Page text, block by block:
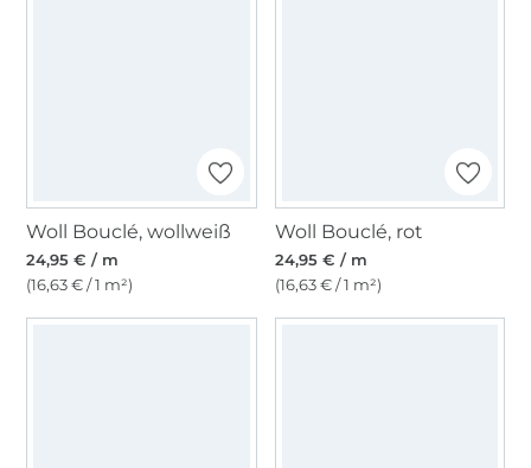
Woll Bouclé, wollweiß
24,95 € / m
(16,63 € / 1 m²)
Woll Bouclé, rot
24,95 € / m
(16,63 € / 1 m²)